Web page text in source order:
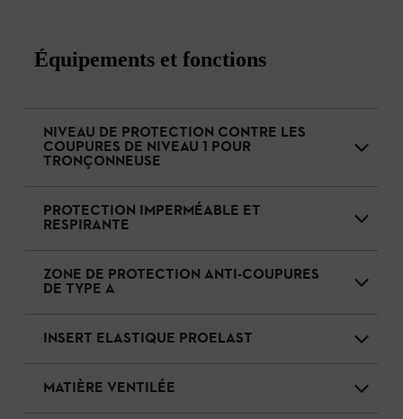
Équipements et fonctions
NIVEAU DE PROTECTION CONTRE LES
COUPURES DE NIVEAU 1 POUR
TRONÇONNEUSE
PROTECTION IMPERMÉABLE ET
RESPIRANTE
ZONE DE PROTECTION ANTI-COUPURES
DE TYPE A
INSERT ELASTIQUE PROELAST
MATIÈRE VENTILÉE